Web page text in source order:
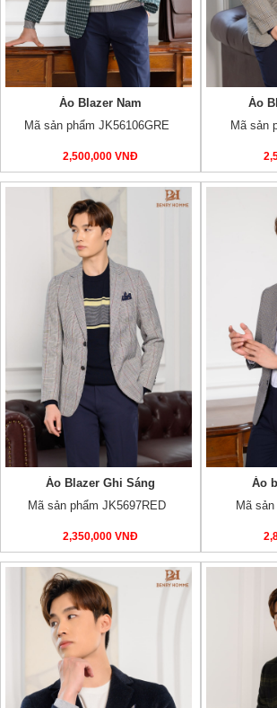
Áo Blazer Nam
Mã sản phẩm JK56106GRE
2,500,000 VNĐ
Áo
Mã sản
Áo Blazer Ghi Sáng
Mã sản phẩm JK5697RED
2,350,000 VNĐ
Áo
Mã